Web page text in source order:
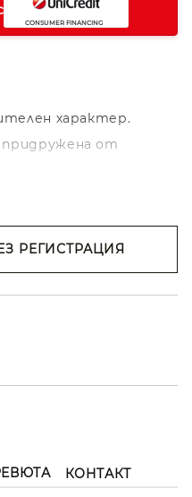
характер.
от
като: Ristretto,
РЕГИСТРАЦИЯ
за лични
КОНТАКТ